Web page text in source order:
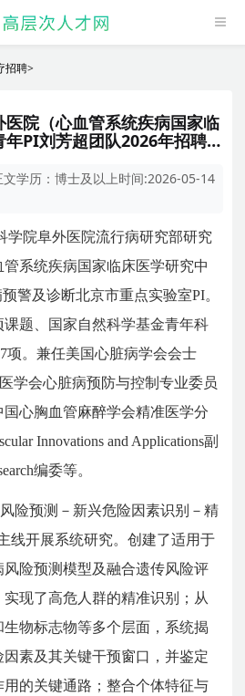
招聘>
院（心血管系统疾病国家临
年PI刘芳超团队2026年招聘2
文学历：博士及以上时间:2026-05-14
学院阜外医院流行病研究部研究
系统疾病国家临床医学研究中
警及诊断北京市重点实验室PI。
题、国家自然科学基金青年科
项。兼任美国心脏病学会会士
学会心脏病预防与控制专业委员
心胸血管麻醉学会精准医学分
Innovations and Applications副
编委等。
险预测－新兴危险因素识别－精
线开展系统研究。创建了适用于
险预测模型及融合遗传风险评
现了高危人群的精准识别；从
物标志物等多个层面，系统揭
素及其关键干预窗口，并鉴定
的关键通路；整合个体特征与